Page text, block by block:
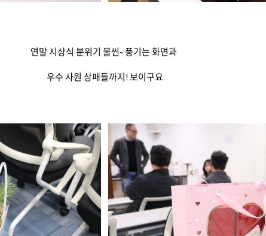
연말 시상식 분위기 물씬~ 풍기는 화면과
우수 사원 상패들까지! 보이구요